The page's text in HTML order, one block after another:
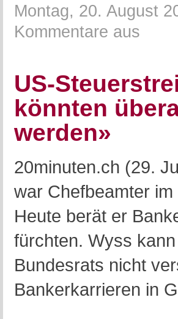
Montag, 20. August
Kommentare aus
US-
könnten
werden»
20minuten.ch (29.
war Chefbeamter
Heute berät er
fürchten. Wyss
Bundesrats nicht
Bankerkarrieren in